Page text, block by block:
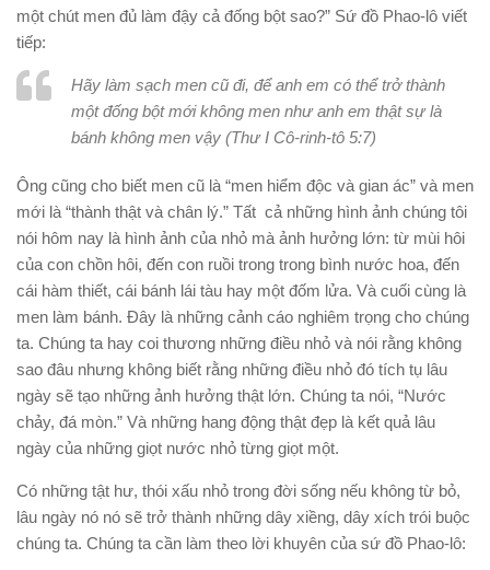
một chút men đủ làm đậy cả đống bột sao?” Sứ đồ Phao-lô viết
tiếp:
Hãy làm sạch men cũ đi, để anh em có thể trở thành
một đống bột mới không men như anh em thật sự là
bánh không men vậy (Thư I Cô-rinh-tô 5:7)
Ông cũng cho biết men cũ là “men hiểm độc và gian ác” và men
mới là “thành thật và chân lý.” Tất cả những hình ảnh chúng tôi
nói hôm nay là hình ảnh của nhỏ mà ảnh hưởng lớn: từ mùi hôi
của con chồn hôi, đến con ruồi trong trong bình nước hoa, đến
cái hàm thiết, cái bánh lái tàu hay một đốm lửa. Và cuối cùng là
men làm bánh. Đây là những cảnh cáo nghiêm trọng cho chúng
ta. Chúng ta hay coi thương những điều nhỏ và nói rằng không
sao đâu nhưng không biết rằng những điều nhỏ đó tích tụ lâu
ngày sẽ tạo những ảnh hưởng thật lớn. Chúng ta nói, “Nước
chảy, đá mòn.” Và những hang động thật đẹp là kết quả lâu
ngày của những giọt nước nhỏ từng giọt một.
Có những tật hư, thói xấu nhỏ trong đời sống nếu không từ bỏ,
lâu ngày nó nó sẽ trở thành những dây xiềng, dây xích trói buộc
chúng ta. Chúng ta cần làm theo lời khuyên của sứ đồ Phao-lô: